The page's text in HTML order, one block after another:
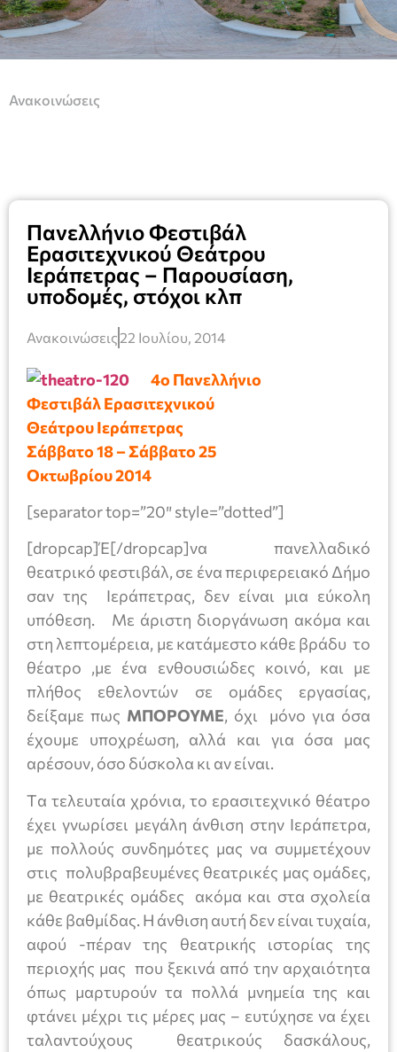
Ανακοινώσεις
Πανελλήνιο Φεστιβάλ
Ερασιτεχνικού Θεάτρου
Ιεράπετρας – Παρουσίαση,
υποδομές, στόχοι κλπ
Ανακοινώσεις 22 Ιουλίου, 2014
4ο Πανελλήνιο
Φεστιβάλ Ερασιτεχνικού
Θεάτρου Ιεράπετρας
Σάββατο 18 – Σάββατο 25
Οκτωβρίου 2014
[separator top=”20″ style=”dotted”]
[dropcap]Έ[/dropcap]να πανελλαδικό
θεατρικό φεστιβάλ, σε ένα περιφερειακό Δήμο
σαν της Ιεράπετρας, δεν είναι μια εύκολη
υπόθεση. Με άριστη διοργάνωση ακόμα και
στη λεπτομέρεια, με κατάμεστο κάθε βράδυ το
θέατρο ,με ένα ενθουσιώδες κοινό, και με
πλήθος εθελοντών σε ομάδες εργασίας,
δείξαμε πως ΜΠΟΡΟΥΜΕ, όχι μόνο για όσα
έχουμε υποχρέωση, αλλά και για όσα μας
αρέσουν, όσο δύσκολα κι αν είναι.
Tα τελευταία χρόνια, το ερασιτεχνικό θέατρο
έχει γνωρίσει μεγάλη άνθιση στην Ιεράπετρα,
με πολλούς συνδημότες μας να συμμετέχουν
στις πολυβραβευμένες θεατρικές μας ομάδες,
με θεατρικές ομάδες ακόμα και στα σχολεία
κάθε βαθμίδας. Η άνθιση αυτή δεν είναι τυχαία,
αφού -πέραν της θεατρικής ιστορίας της
περιοχής μας που ξεκινά από την αρχαιότητα
όπως μαρτυρούν τα πολλά μνημεία της και
φτάνει μέχρι τις μέρες μας – ευτύχησε να έχει
ταλαντούχους θεατρικούς δασκάλους,